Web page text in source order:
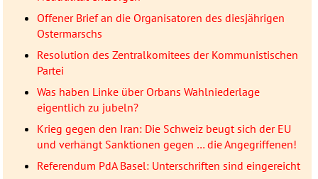
Offener Brief an die Organisatoren des diesjährigen
Ostermarschs
Resolution des Zentralkomitees der Kommunistischen
Partei
Was haben Linke über Orbans Wahlniederlage
eigentlich zu jubeln?
Krieg gegen den Iran: Die Schweiz beugt sich der EU
und verhängt Sanktionen gegen … die Angegriffenen!
Referendum PdA Basel: Unterschriften sind eingereicht